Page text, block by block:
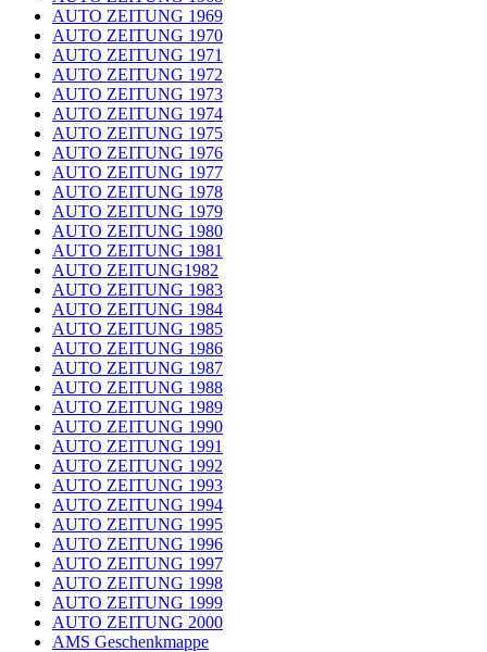
AUTO ZEITUNG 1969
AUTO ZEITUNG 1970
AUTO ZEITUNG 1971
AUTO ZEITUNG 1972
AUTO ZEITUNG 1973
AUTO ZEITUNG 1974
AUTO ZEITUNG 1975
AUTO ZEITUNG 1976
AUTO ZEITUNG 1977
AUTO ZEITUNG 1978
AUTO ZEITUNG 1979
AUTO ZEITUNG 1980
AUTO ZEITUNG 1981
AUTO ZEITUNG1982
AUTO ZEITUNG 1983
AUTO ZEITUNG 1984
AUTO ZEITUNG 1985
AUTO ZEITUNG 1986
AUTO ZEITUNG 1987
AUTO ZEITUNG 1988
AUTO ZEITUNG 1989
AUTO ZEITUNG 1990
AUTO ZEITUNG 1991
AUTO ZEITUNG 1992
AUTO ZEITUNG 1993
AUTO ZEITUNG 1994
AUTO ZEITUNG 1995
AUTO ZEITUNG 1996
AUTO ZEITUNG 1997
AUTO ZEITUNG 1998
AUTO ZEITUNG 1999
AUTO ZEITUNG 2000
AMS Geschenkmappe